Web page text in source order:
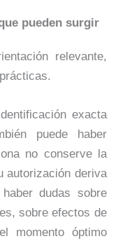
pueden surgir
relevante,
exacta
puede haber
no conserve la
autorización deriva
dudas sobre
sobre efectos de
momento óptimo